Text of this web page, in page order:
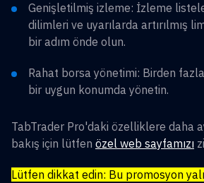
Genişletilmiş izleme: İzleme
dilimleri ve uyarılarda artırılmış
bir adım önde olun.
Rahat borsa yönetimi: Birden
bir uygun konumda yönetin.
TabTrader Pro'daki özelliklere daha
bakış için lütfen özel web sayfamızı
Lütfen dikkat edin: Bu promosyon